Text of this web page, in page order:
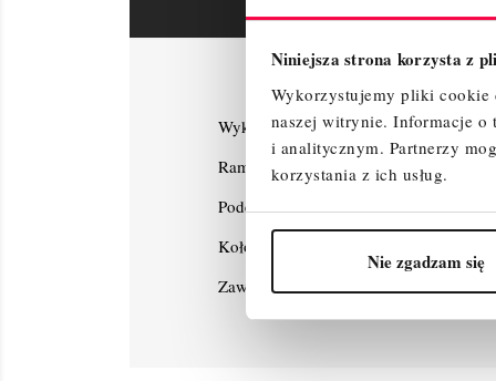
Niniejsza strona korzysta z
Wykorzystujemy pliki cookie
naszej witrynie. Informacje o
i analitycznym. Partnerzy
korzystania z ich usług.
Nie zgadzam się
Wykaz elementów :
Rama przegubowa – 1 szt.
Podest bez klapy - 1 szt.
Koło jezdne 125mm z hamulcem bez
Zawleczki – 4 szt